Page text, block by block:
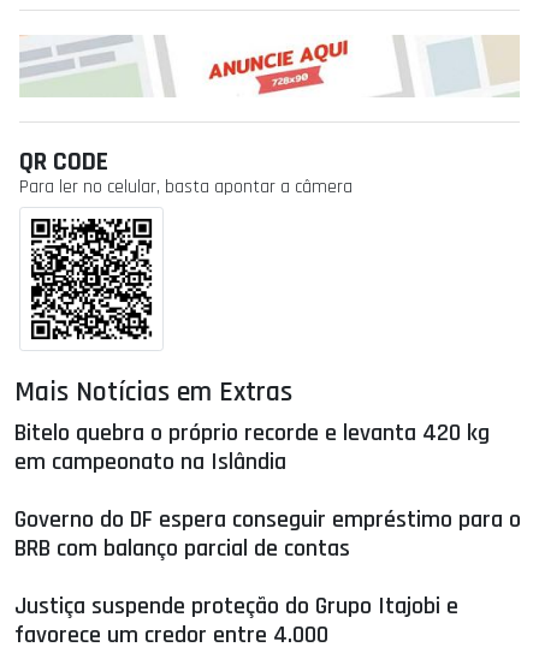
QR CODE
Para ler no celular, basta apontar a câmera
Mais Notícias em Extras
Bitelo quebra o próprio recorde e levanta 420 kg
em campeonato na Islândia
Governo do DF espera conseguir empréstimo para o
BRB com balanço parcial de contas
Justiça suspende proteção do Grupo Itajobi e
favorece um credor entre 4.000